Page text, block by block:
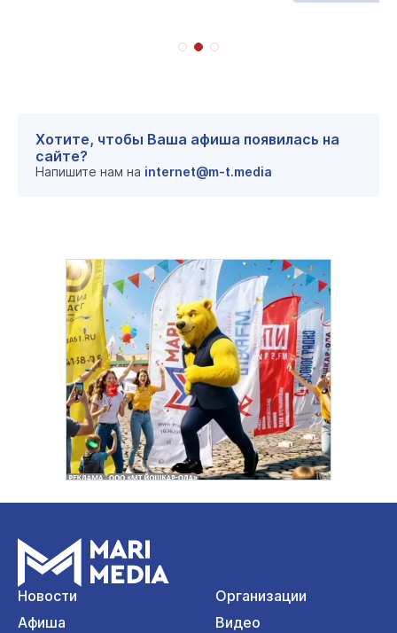
Хотите, чтобы Ваша афиша появилась на
сайте?
Напишите нам на internet@m-t.media
Новости
Организации
Афиша
Видео